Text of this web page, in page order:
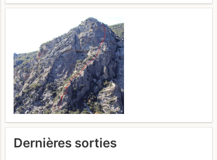
Dernières sorties